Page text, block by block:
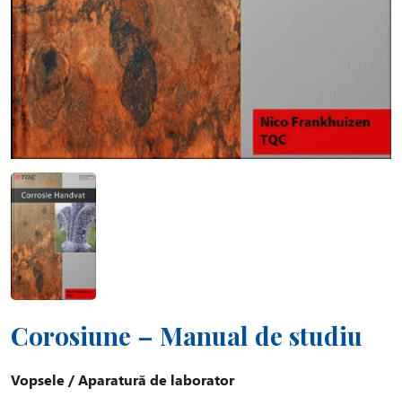
Corosiune – Manual de studiu
Vopsele/Aparatură de laborator